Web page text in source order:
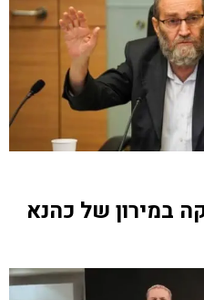
במירון של כהנא